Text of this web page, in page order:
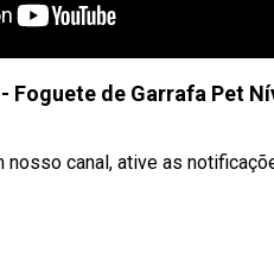
- Foguete de Garrafa Pet
canal, ative as